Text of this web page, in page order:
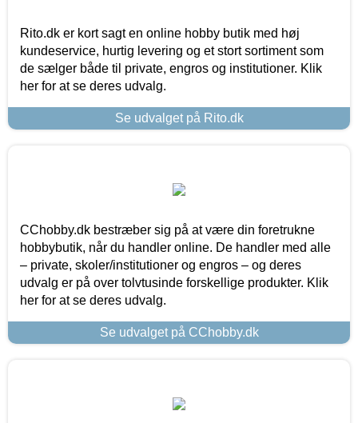
Rito.dk er kort sagt en online hobby butik med høj
kundeservice, hurtig levering og et stort sortiment som
de sælger både til private, engros og institutioner. Klik
her for at se deres udvalg.
Se udvalget på Rito.dk
CChobby.dk bestræber sig på at være din foretrukne
hobbybutik, når du handler online. De handler med alle
– private, skoler/institutioner og engros – og deres
udvalg er på over tolvtusinde forskellige produkter. Klik
her for at se deres udvalg.
Se udvalget på CChobby.dk